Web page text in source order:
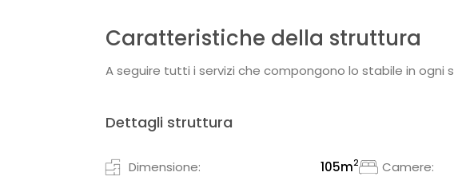
Caratteristiche della struttura
A seguire tutti i servizi che compongono lo stabile in ogni
Dettagli struttura
Dimensione: 105m2 Camere: